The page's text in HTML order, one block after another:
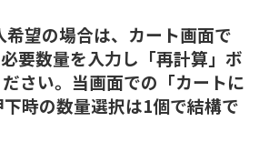
望の場合は、カート画面で
要数量を入力し「再計算」ボ
さい。当画面での「カートに
時の数量選択は1個で結構で